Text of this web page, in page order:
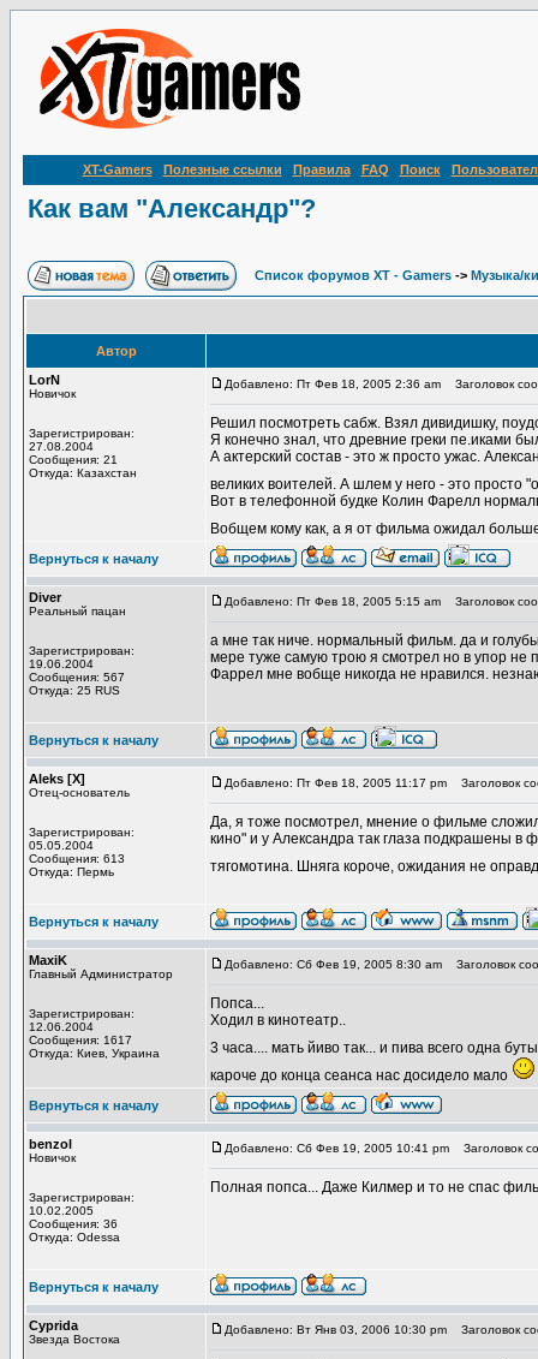
XT-Gamers Полезные ссылки Правила FAQ Поиск
Как вам "Александр"?
Список форумов XT - Gamers -> Музыка/
Автор
LorN
Новичок
Зарегистрирован:
27.08.2004
Сообщения: 21
Откуда: Казахстан
Добавлено: Пт Фев 18, 2005 2:36 am Заголовок
Решил посмотреть сабж. Взял дивидишку,
Я конечно знал, что древние греки пе.иками
А актерский состав - это ж просто ужас.
великих воителей. А шлем у него - это просто
Вот в телефонной будке Колин Фарелл
Вобщем кому как, а я от фильма ожидал
Вернуться к началу
Diver
Реальный пацан
Зарегистрирован:
19.06.2004
Сообщения: 567
Откуда: 25 RUS
Добавлено: Пт Фев 18, 2005 5:15 am Заголовок
а мне так ниче. нормальный фильм. да и
мере туже самую трою я смотрел но в упор не
Фаррел мне вобще никогда не нравился.
Вернуться к началу
Aleks [X]
Отец-основатель
Зарегистрирован:
05.05.2004
Сообщения: 613
Откуда: Пермь
Добавлено: Пт Фев 18, 2005 11:17 pm Заголовок
Да, я тоже посмотрел, мнение о фильме
кино" и у Александра так глаза подкрашены в
тягомотина. Шняга короче, ожидания не
Вернуться к началу
MaxiK
Главный Администратор
Зарегистрирован:
12.06.2004
Сообщения: 1617
Откуда: Киев, Украина
Добавлено: Сб Фев 19, 2005 8:30 am Заголовок
Попса...
Ходил в кинотеатр..
3 часа.... мать йиво так... и пива всего одна
кароче до конца сеанса нас досидело мало
Вернуться к началу
benzol
Новичок
Зарегистрирован:
10.02.2005
Сообщения: 36
Откуда: Odessa
Добавлено: Сб Фев 19, 2005 10:41 pm Заголовок
Полная попса... Даже Килмер и то не спас
Вернуться к началу
Cyprida
Звезда Востока
Добавлено: Вт Янв 03, 2006 10:30 pm Заголовок